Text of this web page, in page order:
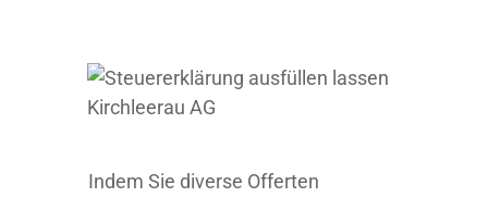
Indem Sie diverse Offerten